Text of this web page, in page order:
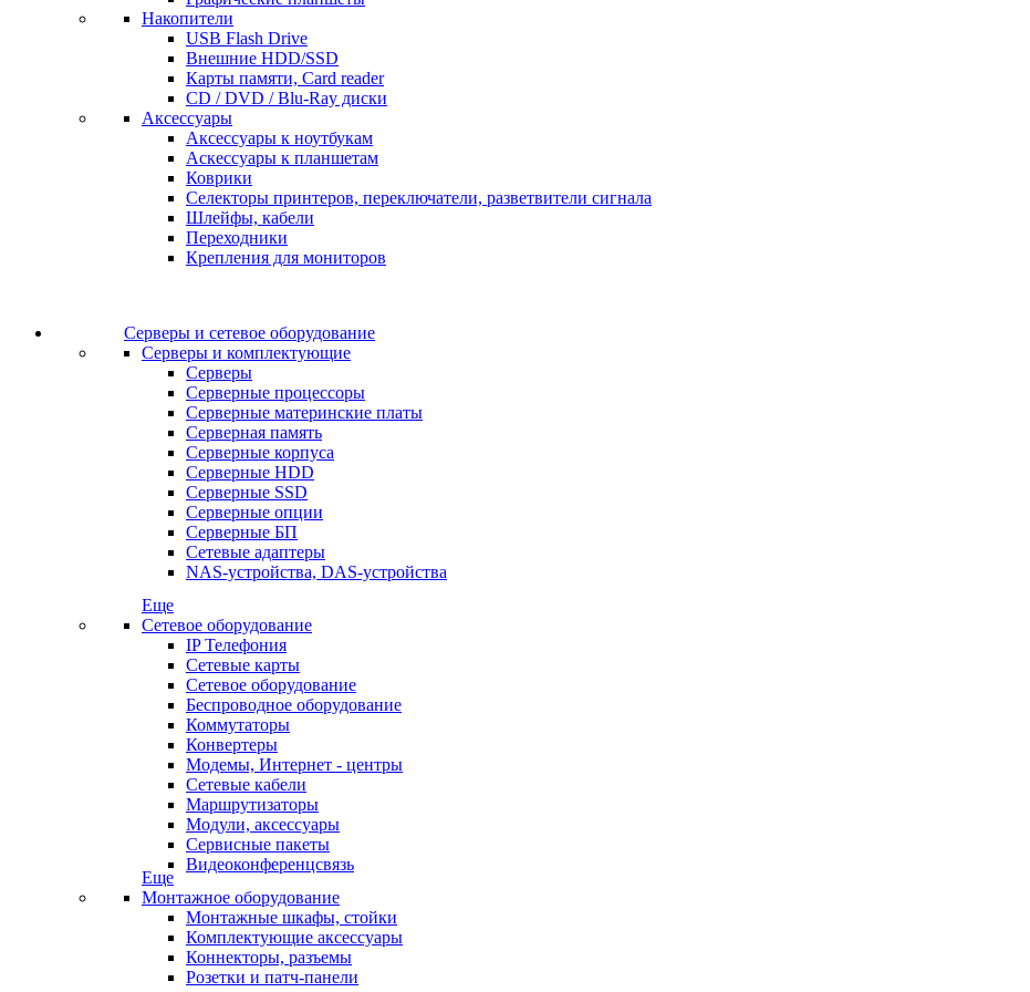
Накопители
USB Flash Drive
Внешние HDD/SSD
Карты памяти, Card reader
CD / DVD / Blu-Ray диски
Аксессуары
Аксессуары к ноутбукам
Аскессуары к планшетам
Коврики
Селекторы принтеров, переключатели, разветвители сигнала
Шлейфы, кабели
Переходники
Крепления для мониторов
Серверы и сетевое оборудование
Серверы и комплектующие
Серверы
Серверные процессоры
Серверные материнские платы
Серверная память
Серверные корпуса
Серверные HDD
Серверные SSD
Серверные опции
Серверные БП
Сетевые адаптеры
NAS-устройства, DAS-устройства
Еще
Сетевое оборудование
IP Телефония
Сетевые карты
Сетевое оборудование
Беспроводное оборудование
Коммутаторы
Конвертеры
Модемы, Интернет - центры
Сетевые кабели
Маршрутизаторы
Модули, аксессуары
Сервисные пакеты
Видеоконференцсвязь
Еще
Монтажное оборудование
Монтажные шкафы, стойки
Комплектующие аксессуары
Коннекторы, разъемы
Розетки и патч-панели